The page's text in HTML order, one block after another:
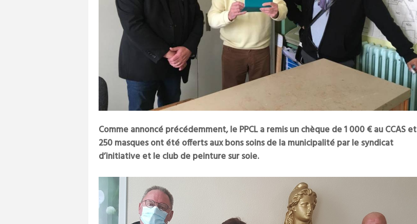
Comme annoncé précédemment, le PPCL a remis un chèque de 1 000 € au CCAS et
250 masques ont été offerts aux bons soins de la municipalité par le syndicat
d’initiative et le club de peinture sur soie.